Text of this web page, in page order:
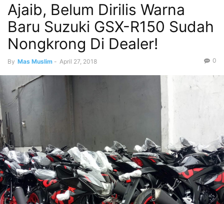
Ajaib, Belum Dirilis Warna
Baru Suzuki GSX-R150 Sudah
Nongkrong Di Dealer!
By Mas Muslim - April 27, 2018 0